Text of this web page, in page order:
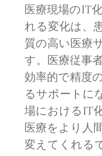
医療現場のIT
れる変化は、
質の高い医療
す。医療従事
効率的で精度
るサポートに
場におけるIT
医療をより人
変えてくれる